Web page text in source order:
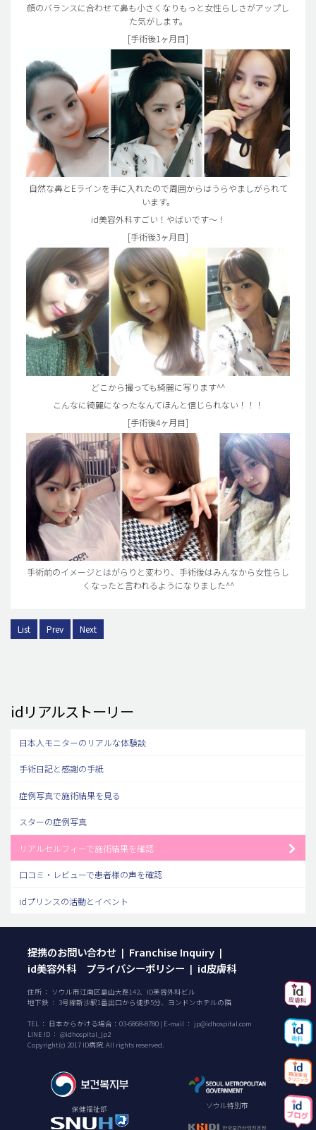
顔のバランスに合わせて鼻も小さくなりもっと女性らしさがアップし
た気がします。
[手術後1ヶ月目]
自然な鼻とEラインを手に入れたので周囲からはうらやましがられて
います。
id美容外科すごい！やばいです～！
[手術後3ヶ月目]
どこから撮っても綺麗に写ります^^
こんなに綺麗になったなんてほんと信じられない！！！
[手術後4ヶ月目]
手術前のイメージとはがらりと変わり、手術後はみんなから女性らし
くなったと言われるようになりました^^
List Prev Next
idリアルストーリー
日本人モニターのリアルな体験談
手術日記と感謝の手紙
症例写真で施術結果を見る
スターの症例写真
リアルセルフィーで施術結果を確認
口コミ・レビューで患者様の声を確認
idプリンスの活動とイベント
提携のお問い合わせ Franchise Inquiry
id美容外科 プライバシーポリシー id皮膚科
住所 ： ソウル市江南区島山大路142、ID美容外科ビル
地下鉄 ： 3号線新沙駅1番出口から徒歩5分、ヨンドンホテルの隣
TEL ： 日本からかける場合： 03-6868-8780 | E-mail ： jp@idhospital.com
LINE ID ： @idhospital_jp2
Copyright(c) 2017 ID病院. All rights reserved.
保健福祉部 ソウル特別市